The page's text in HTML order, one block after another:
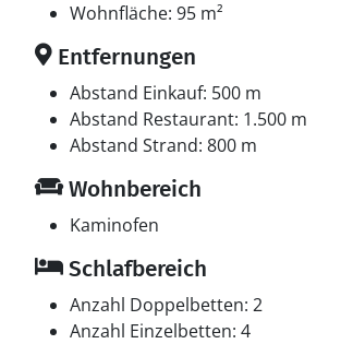
Wohnfläche: 95 m²
Entfernungen
Abstand Einkauf: 500 m
Abstand Restaurant: 1.500 m
Abstand Strand: 800 m
Wohnbereich
Kaminofen
Schlafbereich
Anzahl Doppelbetten: 2
Anzahl Einzelbetten: 4